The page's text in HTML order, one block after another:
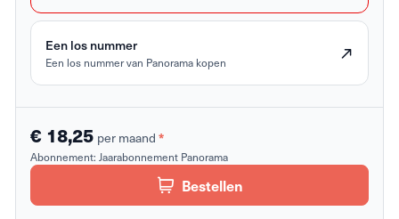
Een los nummer
Een los nummer van Panorama kopen
€ 18,25 per maand *
Abonnement: Jaarabonnement Panorama
Bestellen